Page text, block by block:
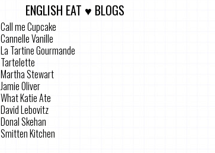
ENGLISH EAT ♥ BLOGS
Call me Cupcake
Cannelle Vanille
La Tartine Gourmande
Tartelette
Martha Stewart
Jamie Oliver
What Katie Ate
David Lebovitz
Donal Skehan
Smitten Kitchen